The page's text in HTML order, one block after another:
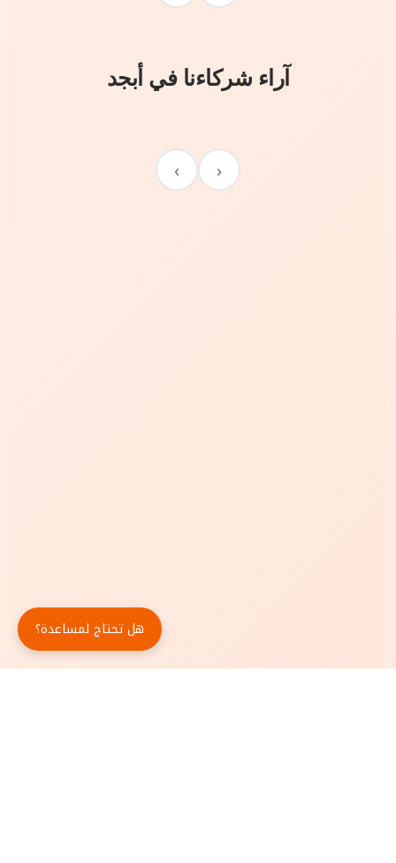
آراء شركاءنا في أبجد
‹
›
هل تحتاج لمساعدة؟